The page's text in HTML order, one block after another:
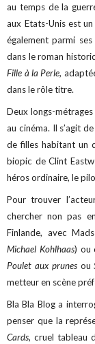
au temps de la
aux Etats-Unis est
également parmi
dans le roman
Fille à la Perle,
dans le rôle titre.
Deux longs-
au cinéma. Il s’agit de
de filles habitant un
biopic de Clint
héros ordinaire, le
Pour trouver
chercher non pas
Finlande, avec
Michael Kohlhaas) ou
Poulet aux prunesou
metteur en scène
Bla Bla Blog a
penser que la
Cards, cruel tableau